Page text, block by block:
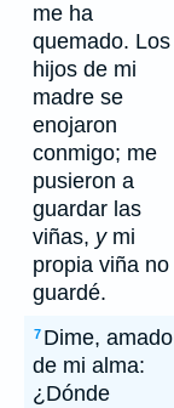
me ha
quemado. Los
hijos de mi
madre se
enojaron
conmigo; me
pusieron a
guardar las
viñas, ymi
propia viña no
guardé.
7 Dime, amado
de mi alma:
¿Dónde